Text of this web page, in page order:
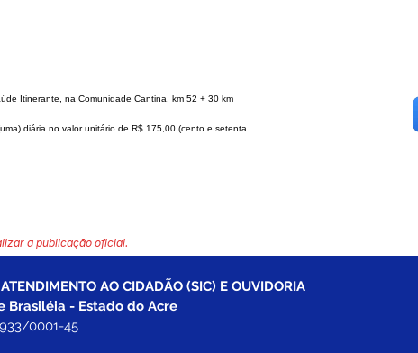
Itinerante, na Comunidade Cantina, km 52 + 30 km
diária no valor unitário de R$ 175,00 (cento e setenta
a publicação oficial.
AO CIDADÃO (SIC) E OUVIDORIA
Brasiléia - Estado do Acre
0001-45